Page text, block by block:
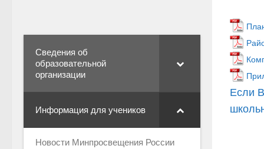
Если
Сведения об
образовательной
организации
Информация для учеников
Новости Минпросвещения России